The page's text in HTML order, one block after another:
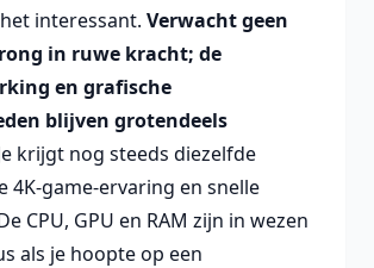
interessant. Verwacht geen
in ruwe kracht; de
en grafische
blijven grotendeels
krijgt nog steeds diezelfde
4K-game-ervaring en snelle
CPU, GPU en RAM zijn in wezen
als je hoopte op een